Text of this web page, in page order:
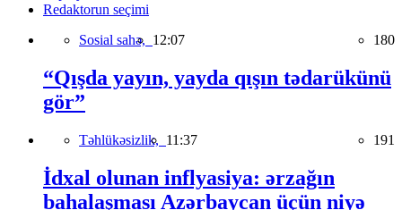
Redaktorun seçimi
Sosial sahə, 12:07 180
“Qışda yayın, yayda qışın tədarükünü
gör”
Təhlükəsizlik, 11:37 191
İdxal olunan inflyasiya: ərzağın
bahalaşması Azərbaycan üçün niyə